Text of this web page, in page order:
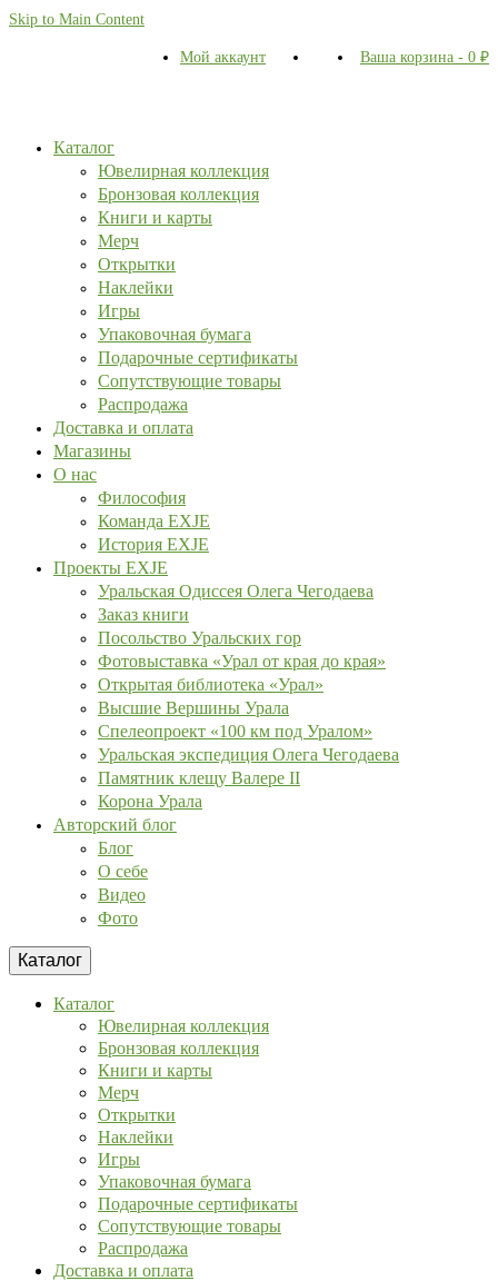
Skip to Main Content
Мой аккаунт Ваша корзина - 0 ₽
Каталог
Ювелирная коллекция
Бронзовая коллекция
Книги и карты
Мерч
Открытки
Наклейки
Игры
Упаковочная бумага
Подарочные сертификаты
Сопутствующие товары
Распродажа
Доставка и оплата
Магазины
О нас
Философия
Команда EXJE
История EXJE
Проекты EXJE
Уральская Одиссея Олега Чегодаева
Заказ книги
Посольство Уральских гор
Фотовыставка «Урал от края до края»
Открытая библиотека «Урал»
Высшие Вершины Урала
Спелеопроект «100 км под Уралом»
Уральская экспедиция Олега Чегодаева
Памятник клещу Валере II
Корона Урала
Авторский блог
Блог
О себе
Видео
Фото
Каталог
Каталог
Ювелирная коллекция
Бронзовая коллекция
Книги и карты
Мерч
Открытки
Наклейки
Игры
Упаковочная бумага
Подарочные сертификаты
Сопутствующие товары
Распродажа
Доставка и оплата